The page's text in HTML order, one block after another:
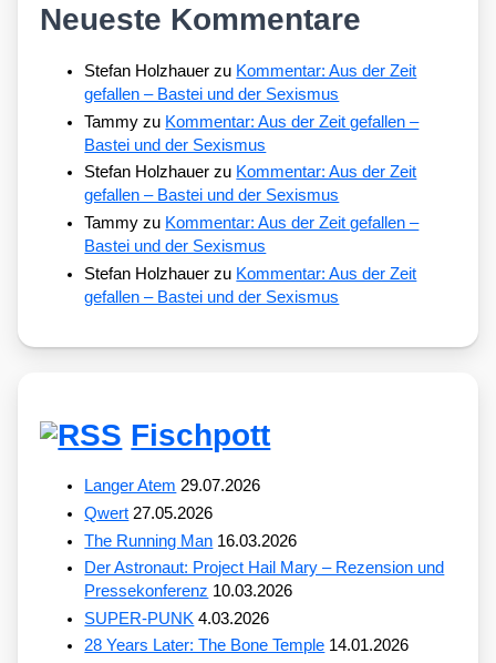
Neueste Kommentare
Stefan Holzhauer zu Kommentar: Aus der Zeit
gefallen – Bastei und der Sexismus
Tammy zu Kommentar: Aus der Zeit gefallen –
Bastei und der Sexismus
Stefan Holzhauer zu Kommentar: Aus der Zeit
gefallen – Bastei und der Sexismus
Tammy zu Kommentar: Aus der Zeit gefallen –
Bastei und der Sexismus
Stefan Holzhauer zu Kommentar: Aus der Zeit
gefallen – Bastei und der Sexismus
Fischpott
Langer Atem 29.07.2026
Qwert 27.05.2026
The Running Man 16.03.2026
Der Astronaut: Project Hail Mary – Rezension und
Pressekonferenz 10.03.2026
SUPER-PUNK 4.03.2026
28 Years Later: The Bone Temple 14.01.2026